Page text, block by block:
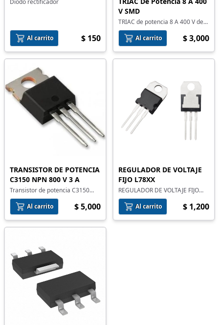
Diodo rectificador
Al carrito $ 150
V SMD
TRIAC de potencia 8 A 400 V de
montaje superficial
Al carrito
$ 3,000
TRANSISTOR DE POTENCIA
C3150 NPN 800 V 3 A
Transistor de potencia C3150
NPN 800 V 3 A
Al carrito
$ 5,000
REGULADOR DE VOLTAJE
FIJO L78XX
REGULADOR DE VOLTAJE FIJO
L78XX
Al carrito
$ 1,200